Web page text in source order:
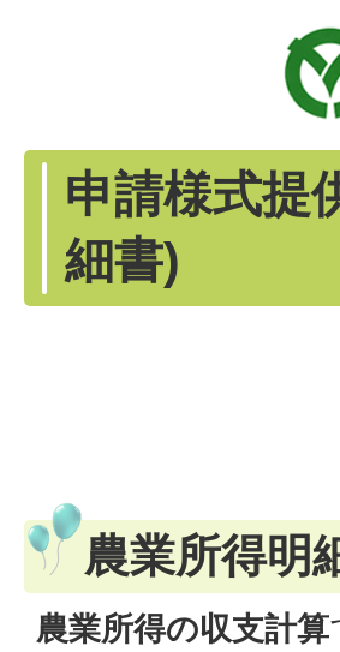
申請様式提
細書)
農業所得明
農業所得の収支計算